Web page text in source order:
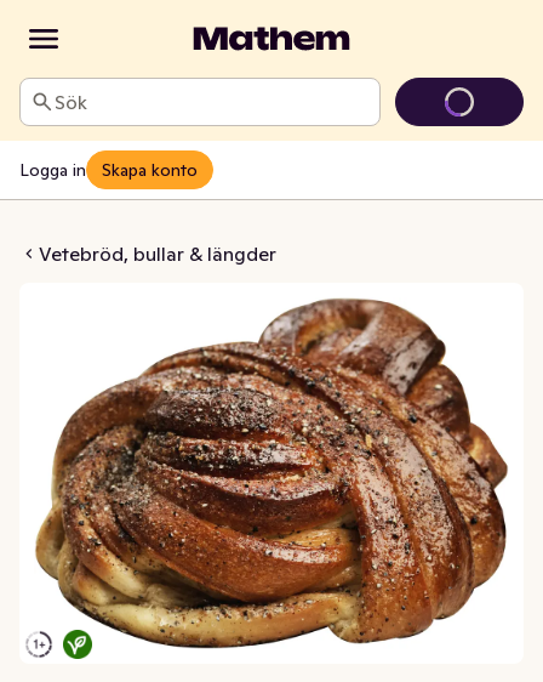
Sök
Logga in Skapa konto
Vetebröd, bullar & längder
Vegansk 3-p